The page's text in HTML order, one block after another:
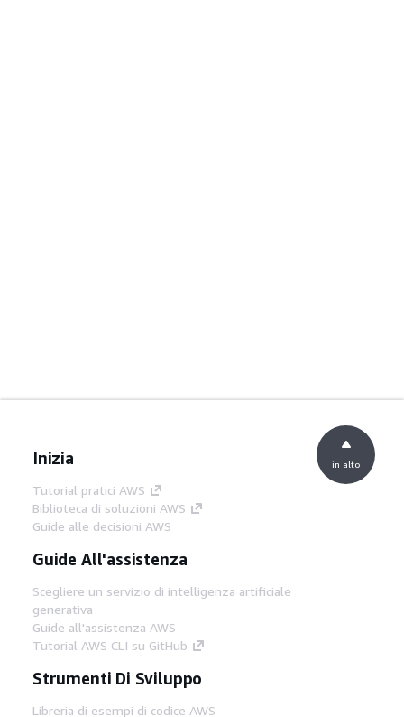
Inizia
Tutorial pratici AWS
Biblioteca di soluzioni AWS
Guide alle decisioni AWS
Guide All'assistenza
Scegliere un servizio di intelligenza artificiale
generativa
Guide all'assistenza AWS
Tutorial AWS CLI su GitHub
Strumenti Di Sviluppo
Libreria di esempi di codice AWS
in alto